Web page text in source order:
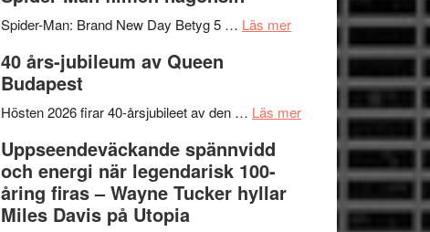
imponerande
skådespelare
GOES
SPACE
får
världspremiär
Toronto
Spider-Man: Brand New Day Betyg 5 … Läs merom
Filmrecension:
Brand
40 års-jubileum av Queen
Budapest
Hösten 2026 firar 40-årsjubileet av den … Läs merom
jubileum
Uppseendeväckande spännvidd
och energi när legendarisk 100-
åring firas – Wayne Tucker hyllar
Miles Davis på Utopia